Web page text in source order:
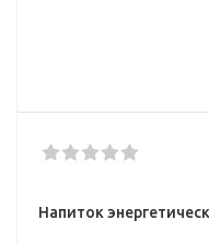
Напиток